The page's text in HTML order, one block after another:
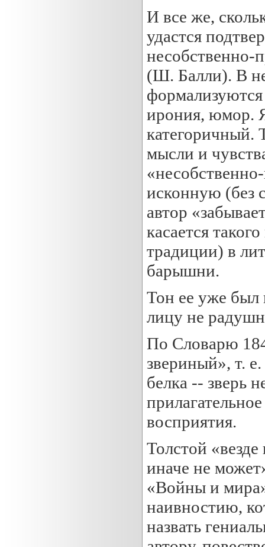
И все же,
удастся
несобственно-
(Ш. Балли). В
формализуются
ирония, юмор.
категоричный.
мысли и
исконную (без
автор
касается
традиции) в
барышни.
Тон ее уже был
лицу не
По Словарю
звериный», т.
белка -- зверь
восприятия.
Толстой
иначе не
«Войны и
наивностию,
назвать